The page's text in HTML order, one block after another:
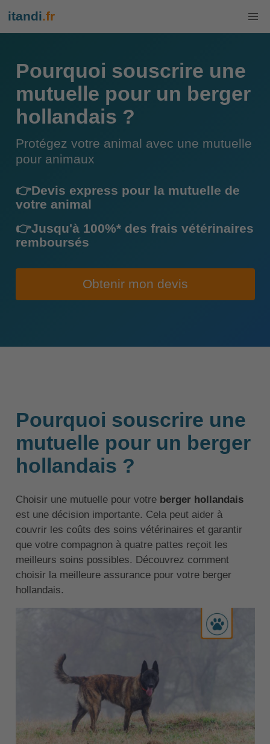
itandi.fr
Pourquoi souscrire une
mutuelle pour un berger
hollandais ?
Protégez votre animal avec une mutuelle
pour animaux
👉Devis express pour la mutuelle de
votre animal
👉Jusqu'à 100%* des frais vétérinaires
remboursés
Obtenir mon devis
Pourquoi souscrire une
mutuelle pour un berger
hollandais ?
Choisir une mutuelle pour votre berger hollandais
est une décision importante. Cela peut aider à
couvrir les coûts des soins vétérinaires et garantir
que votre compagnon à quatre pattes reçoit les
meilleurs soins possibles. Découvrez comment
choisir la meilleure assurance pour votre berger
hollandais.